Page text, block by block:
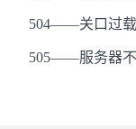
504——关口过载，
505——服务器不支